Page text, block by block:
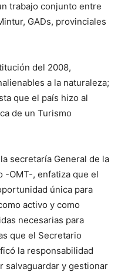
trabajo conjunto entre
GADs, provinciales
del 2008,
a la naturaleza;
que el país hizo al
de un Turismo
secretaría General de la
-OMT-, enfatiza que el
única para
activo y como
necesarias para
que el Secretario
la responsabilidad
salvaguardar y gestionar